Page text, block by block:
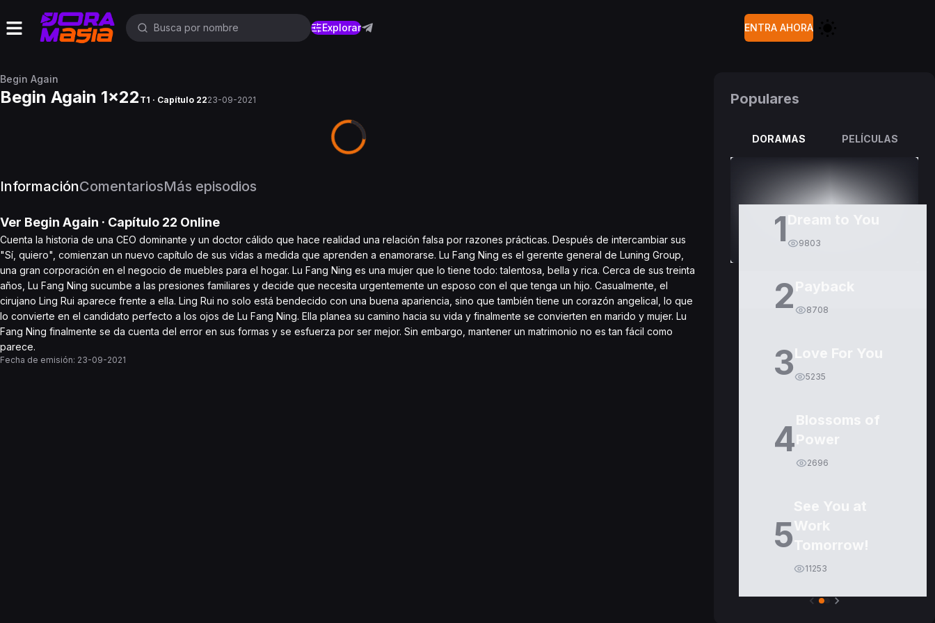
Explorar ENTRA AHORA
Begin Again
Begin Again 1x22 T1 · Capítulo 2223-09-2021
InformaciónComentariosMás episodios
Ver Begin Again · Capítulo 22 Online
Cuenta la historia de una CEO dominante y un doctor cálido que hace realidad una relación falsa por razones prácticas. Después de intercambiar sus
"Sí, quiero", comienzan un nuevo capítulo de sus vidas a medida que aprenden a enamorarse. Lu Fang Ning es el gerente general de Luning Group,
una gran corporación en el negocio de muebles para el hogar. Lu Fang Ning es una mujer que lo tiene todo: talentosa, bella y rica. Cerca de sus treinta
años, Lu Fang Ning sucumbe a las presiones familiares y decide que necesita urgentemente un esposo con el que tenga un hijo. Casualmente, el
cirujano Ling Rui aparece frente a ella. Ling Rui no solo está bendecido con una buena apariencia, sino que también tiene un corazón angelical, lo que
lo convierte en el candidato perfecto a los ojos de Lu Fang Ning. Ella planea su camino hacia su vida y finalmente se convierten en marido y mujer. Lu
Fang Ning finalmente se da cuenta del error en sus formas y se esfuerza por ser mejor. Sin embargo, mantener un matrimonio no es tan fácil como
parece.
Fecha de emisión: 23-09-2021
Populares
DORAMAS PELÍCULAS
1 9803
2 8708
3 5235
4
2696
5
11253